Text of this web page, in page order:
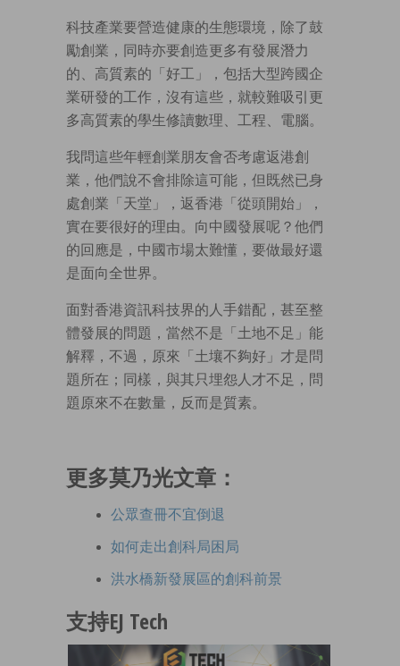
科技產業要營造健康的生態環境，除了鼓
勵創業，同時亦要創造更多有發展潛力
的、高質素的「好工」，包括大型跨國企
業研發的工作，沒有這些，就較難吸引更
多高質素的學生修讀數理、工程、電腦。
我問這些年輕創業朋友會否考慮返港創
業，他們說不會排除這可能，但既然已身
處創業「天堂」，返香港「從頭開始」，
實在要很好的理由。向中國發展呢？他們
的回應是，中國市場太難懂，要做最好還
是面向全世界。
面對香港資訊科技界的人手錯配，甚至整
體發展的問題，當然不是「土地不足」能
解釋，不過，原來「土壤不夠好」才是問
題所在；同樣，與其只埋怨人才不足，問
題原來不在數量，反而是質素。
更多莫乃光文章：
公眾查冊不宜倒退
如何走出創科局困局
洪水橋新發展區的創科前景
支持EJ Tech